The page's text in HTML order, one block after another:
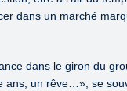
dans un marché
dans le giron du
ans, un rêve…», se